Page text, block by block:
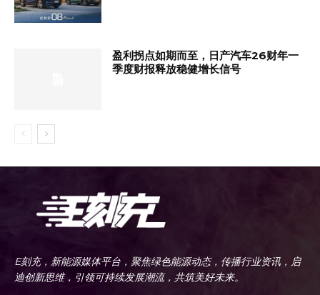
盈利拐点如期而至，日产汽车26财年一
季度财报释放稳健增长信号
E刻充，新能源媒体平台，聚焦绿色能源动态，传播行业资讯，启
迪创新思维，引领可持续发展潮流，共筑美好未来。